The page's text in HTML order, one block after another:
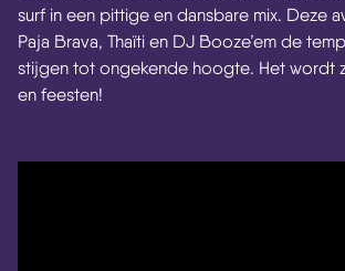
surf in een pittige en dansbare mix. Deze
Paja Brava, Thaïti en DJ Booze’em de
stijgen tot ongekende hoogte. Het wordt
en feesten!